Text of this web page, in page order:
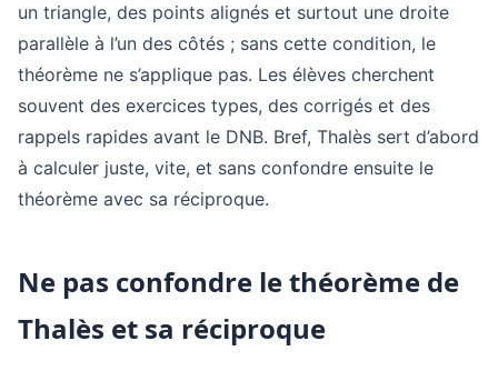
un triangle, des points alignés et surtout une droite
parallèle à l’un des côtés ; sans cette condition, le
théorème ne s’applique pas. Les élèves cherchent
souvent des exercices types, des corrigés et des
rappels rapides avant le DNB. Bref, Thalès sert d’abord
à calculer juste, vite, et sans confondre ensuite le
théorème avec sa réciproque.
Ne pas confondre le théorème de
Thalès et sa réciproque